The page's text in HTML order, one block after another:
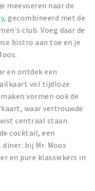
meevoeren naar de
, gecombineerd met de
club. Voeg daar de
bistro aan toe en je
en ontdek een
vol tijdloze
vormen ook de
waar vertrouwde
centraal staan.
cocktail, een
bij Mr. Moos
en pure klassiekers in